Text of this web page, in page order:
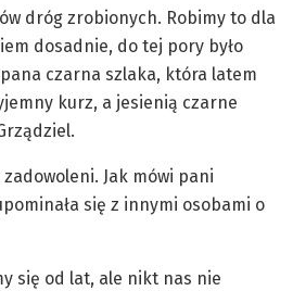
dróg zrobionych. Robimy to dla
dosadnie, do tej pory było
czarna szlaka, która latem
kurz, a jesienią czarne
Jak mówi pani
się z innymi osobami o
się od lat, ale nikt nas nie